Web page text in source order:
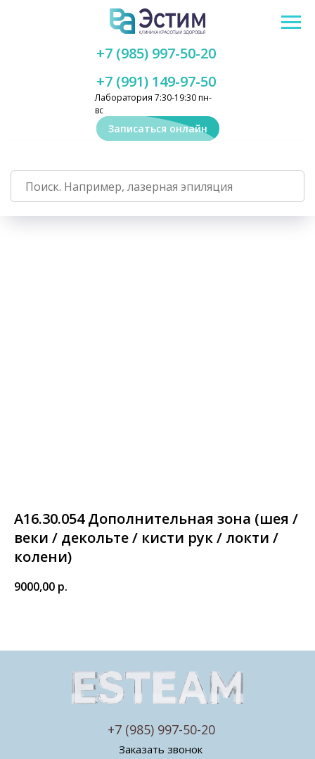
Лаборатория 7:30-19:30 пн-
вс
+7 (991) 149-97-50
+7 (985) 997-50-20
Записаться онлайн
А16.30.054 Дополнительная зона (шея /
веки / декольте / кисти рук / локти /
колени)
9000,00 р.
Заказать звонок
+7 (985) 997-50-20